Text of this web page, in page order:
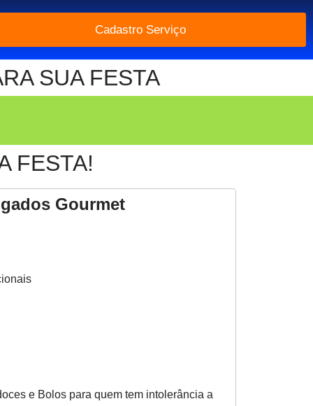
Cadastro Serviço
SUA FESTA
FESTA!
Gourmet
e Bolos para quem tem intolerância a